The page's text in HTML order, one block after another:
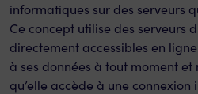
informatiques sur des serveurs
Ce concept utilise des serveurs
directement accessibles en
à ses données à tout moment
qu’elle accède à une connexion